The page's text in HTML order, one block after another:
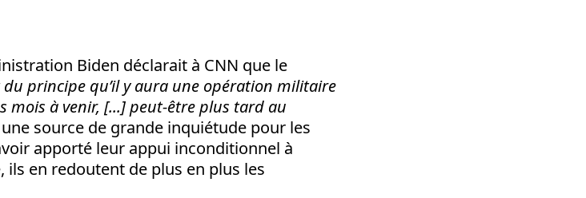
Biden déclarait à CNN que le
principe qu’il y aura une opération militaire
mois à venir, [...] peut-être plus tard au
source de grande inquiétude pour les
apporté leur appui inconditionnel à
en redoutent de plus en plus les